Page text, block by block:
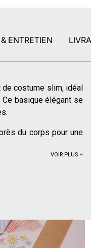
ENTRETIEN
costume slim, idéal
basique élégant se
du corps pour une
et légère, la laine de
saisons
VOIR PLUS